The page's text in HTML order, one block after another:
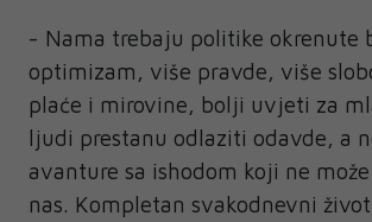
- Nama trebaju politike okrenute
optimizam, više pravde, više
plaće i mirovine, bolji uvjeti za
ljudi prestanu odlaziti odavde, a
avanture sa ishodom koji ne
nas. Kompletan svakodnevni